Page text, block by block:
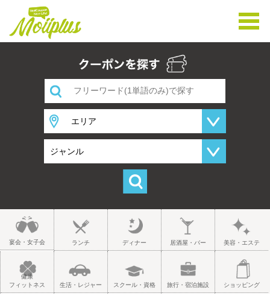
宴会・女子会 ランチ ディナー 居酒屋・バー 美容・エステ
健康
フィットネス
生活・レジャー スクール・資格 旅行・宿泊施設 ショッピング